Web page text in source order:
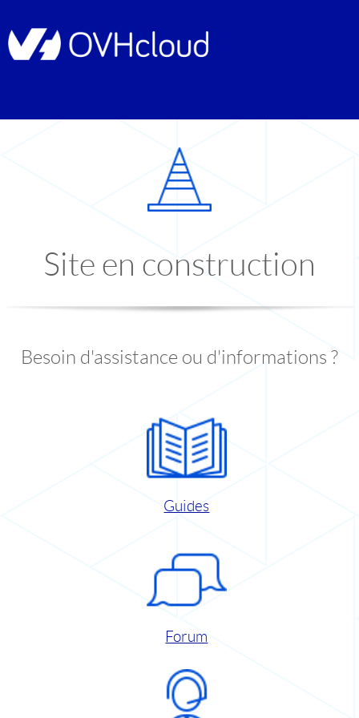
Site en construction
Besoin d'assistance ou d'informations ?
Guides
Forum